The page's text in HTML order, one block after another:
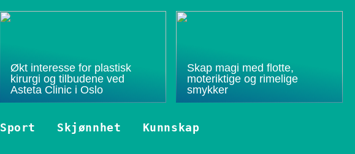
Økt interesse for plastisk
kirurgi og tilbudene ved
Asteta Clinic i Oslo
Skap magi med flotte,
moteriktige og rimelige
smykker
Sport Skjønnhet Kunnskap